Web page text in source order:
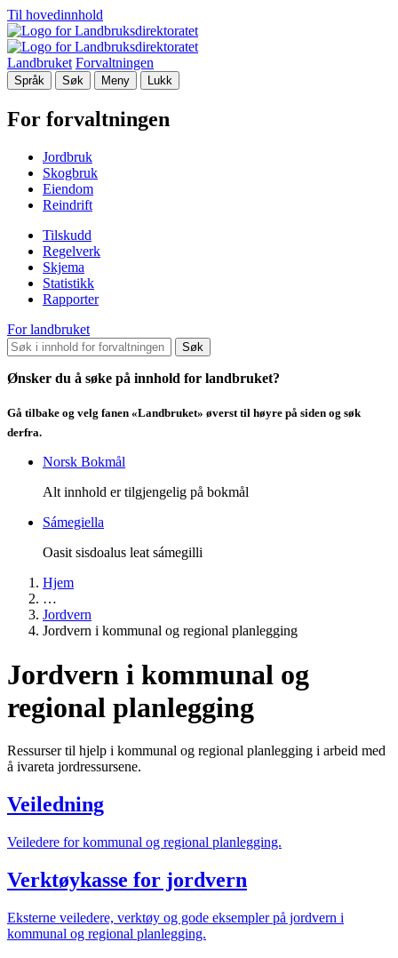
Til hovedinnhold
Landbruket Forvaltningen
Språk Søk Meny Lukk
For forvaltningen
Jordbruk
Skogbruk
Eiendom
Reindrift
Tilskudd
Regelverk
Skjema
Statistikk
Rapporter
For landbruket
Søk
Ønsker du å søke på innhold for landbruket?
Gå tilbake og velg fanen «Landbruket» øverst til høyre på siden og søk
derfra.
Norsk Bokmål
Alt innhold er tilgjengelig på bokmål
Sámegiella
Oasit sisdoalus leat sámegilli
Hjem
…
Jordvern
Jordvern i kommunal og regional planlegging
Jordvern i kommunal og
regional planlegging
Ressurser til hjelp i kommunal og regional planlegging i arbeid med
å ivareta jordressursene.
Veiledning
Veiledere for kommunal og regional planlegging.
Verktøykasse for jordvern
Eksterne veiledere, verktøy og gode eksempler på jordvern i
kommunal og regional planlegging.